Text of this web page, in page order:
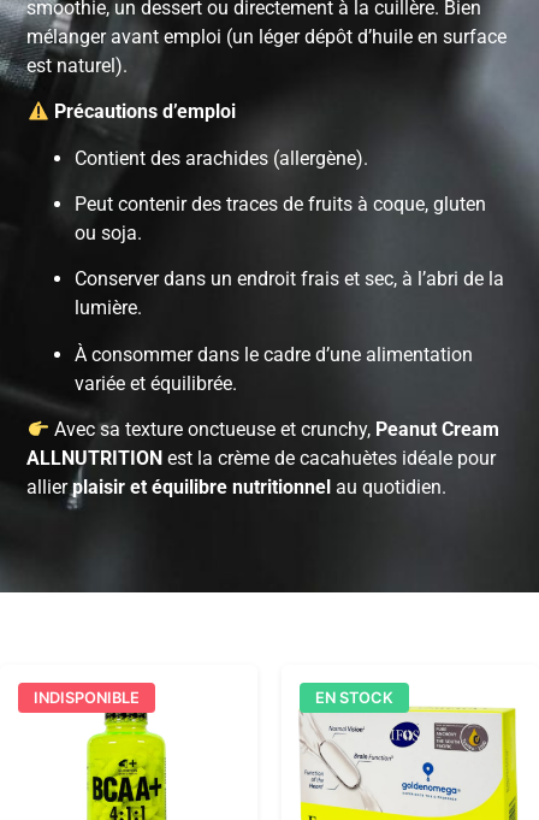
smoothie, un dessert ou directement à la cuillère. Bien
mélanger avant emploi (un léger dépôt d’huile en surface
est naturel).
Précautions d’emploi
Contient des arachides (allergène).
Peut contenir des traces de fruits à coque, gluten
ou soja.
Conserver dans un endroit frais et sec, à l’abri de la
lumière.
À consommer dans le cadre d’une alimentation
variée et équilibrée.
Avec sa texture onctueuse et crunchy, Peanut Cream
ALLNUTRITION est la crème de cacahuètes idéale pour
allierplaisir et équilibre nutritionnel au quotidien.
INDISPONIBLE EN STOCK